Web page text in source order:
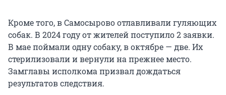
Кроме того, в Самосырово отлавливали гуляющих
собак. В 2024 году от жителей поступило 2 заявки.
В мае поймали одну собаку, в октябре — две. Их
стерилизовали и вернули на прежнее место.
Замглавы исполкома призвал дождаться
результатов следствия.